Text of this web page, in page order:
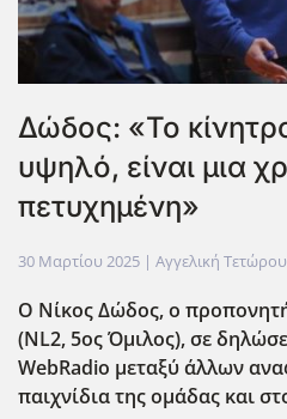
Δώδος: «Το
υψηλό, είναι μια
πετυχημένη»
30 Μαρτίου 2025 | Αγγελική
Ο Νίκος Δώδος, ο
(ΝL2, 5ος Όμιλος), σε
WebRadio μεταξύ άλλων
παιχνίδια της ομάδας και